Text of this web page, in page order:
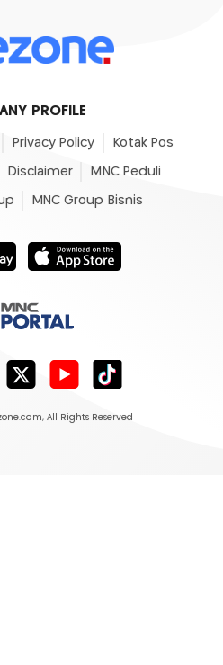
PROFILE
Privacy Policy Kotak Pos
Disclaimer MNC Peduli
MNC Group Bisnis
, All Rights Reserved